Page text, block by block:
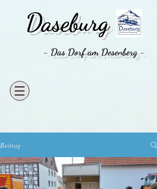
Daseburg
- Das Dorf am Desenberg -
Beitrag